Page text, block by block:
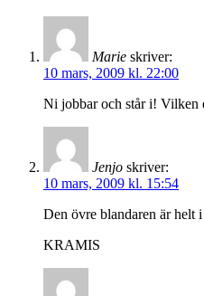
Marie skriver:
10 mars, 2009 kl. 22:00
Ni jobbar och står i! Vilken
Jenjo skriver:
10 mars, 2009 kl. 15:54
Den övre blandaren är helt
KRAMIS